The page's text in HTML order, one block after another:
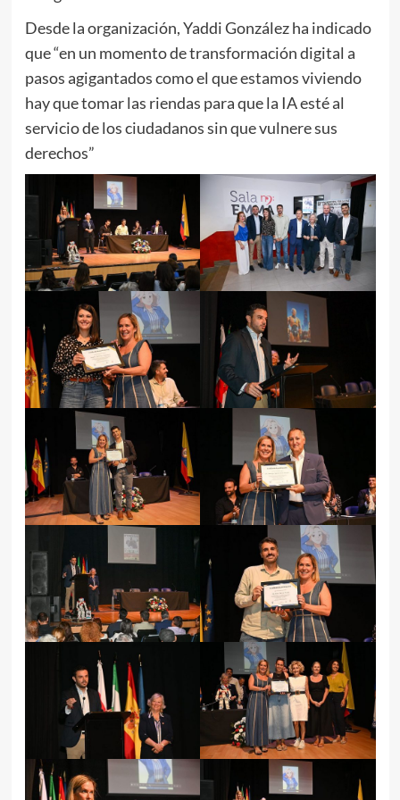
Desde la organización, Yaddi González ha indicado
que “en un momento de transformación digital a
pasos agigantados como el que estamos viviendo
hay que tomar las riendas para que la IA esté al
servicio de los ciudadanos sin que vulnere sus
derechos”